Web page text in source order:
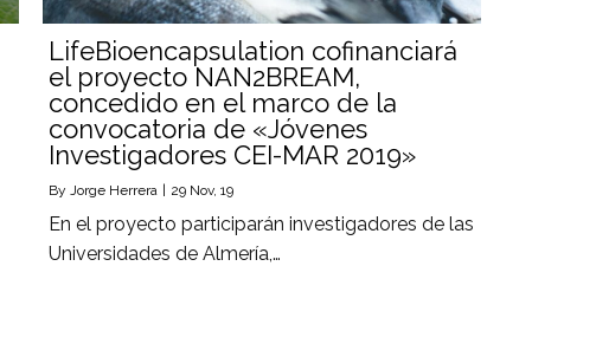
LifeBioencapsulation cofinanciará
el proyecto NAN2BREAM,
concedido en el marco de la
convocatoria de «Jóvenes
Investigadores CEI-MAR 2019»
By Jorge Herrera 29 Nov, 19
En el proyecto participarán investigadores de las
Universidades de Almería,…